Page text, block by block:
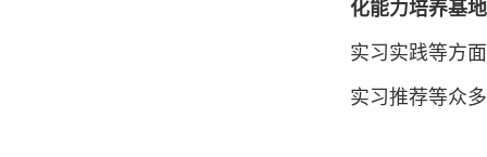
化能力培养基
实习实践等方
实习推荐等众